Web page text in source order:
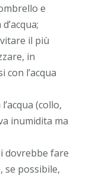
e
il più
in
l’acqua
(collo,
inumidita ma
dovrebbe fare
se possibile,